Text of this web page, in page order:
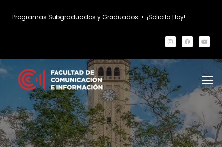
Programas Subgraduados y Graduados • ¡Solicita Hoy!